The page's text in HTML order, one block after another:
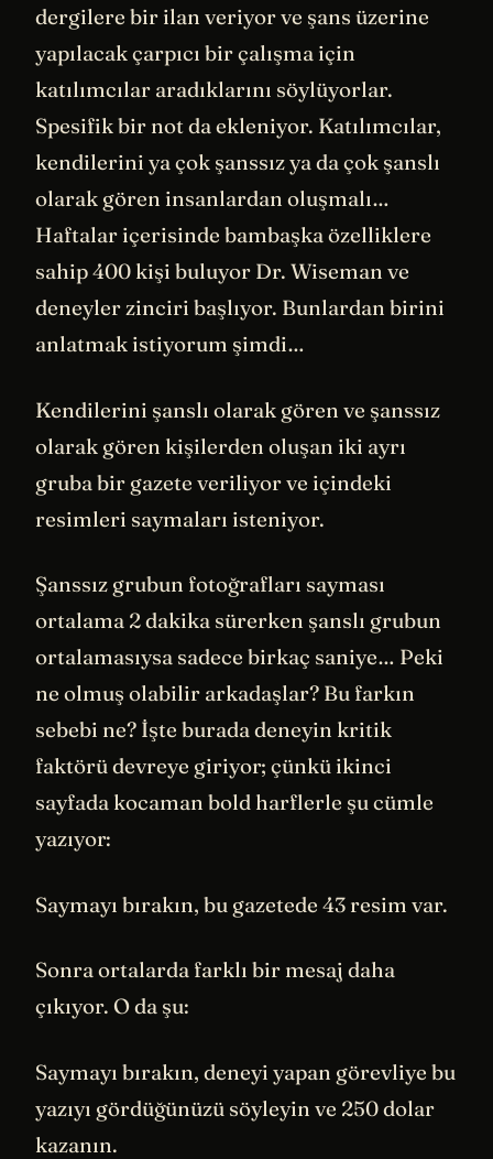
dergilere bir ilan veriyor ve şans üzerine
yapılacak çarpıcı bir çalışma için
katılımcılar aradıklarını söylüyorlar.
Spesifik bir not da ekleniyor. Katılımcılar,
kendilerini ya çok şanssız ya da çok şanslı
olarak gören insanlardan oluşmalı…
Haftalar içerisinde bambaşka özelliklere
sahip 400 kişi buluyor Dr. Wiseman ve
deneyler zinciri başlıyor. Bunlardan birini
anlatmak istiyorum şimdi…
Kendilerini şanslı olarak gören ve şanssız
olarak gören kişilerden oluşan iki ayrı
gruba bir gazete veriliyor ve içindeki
resimleri saymaları isteniyor.
Şanssız grubun fotoğrafları sayması
ortalama 2 dakika sürerken şanslı grubun
ortalamasıysa sadece birkaç saniye… Peki
ne olmuş olabilir arkadaşlar? Bu farkın
sebebi ne? İşte burada deneyin kritik
faktörü devreye giriyor; çünkü ikinci
sayfada kocaman bold harflerle şu cümle
yazıyor:
Saymayı bırakın, bu gazetede 43 resim var.
Sonra ortalarda farklı bir mesaj daha
çıkıyor. O da şu:
Saymayı bırakın, deneyi yapan görevliye bu
yazıyı gördüğünüzü söyleyin ve 250 dolar
kazanın.